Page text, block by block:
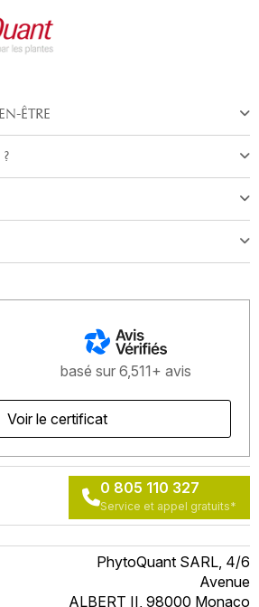
ÊTRE
basé sur 6,511+ avis
Voir le certificat
0 805 110 327
Service et appel gratuits*
PhytoQuant SARL, 4/6
Avenue
ALBERT II, 98000 Monaco